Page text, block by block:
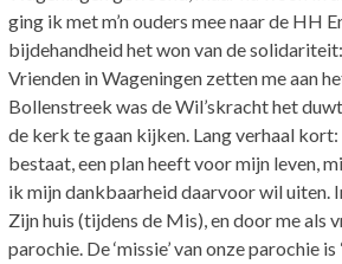
ging ik met m’n ouders mee naar de HH
bijdehandheid het won van de
Vrienden in Wageningen zetten me aan
Bollenstreek was de Wil’skracht het
de kerk te gaan kijken. Lang verhaal
bestaat, een plan heeft voor mijn leven,
ik mijn dankbaarheid daarvoor wil uiten.
Zijn huis (tijdens de Mis), en door me
parochie. De ‘missie’ van onze parochie